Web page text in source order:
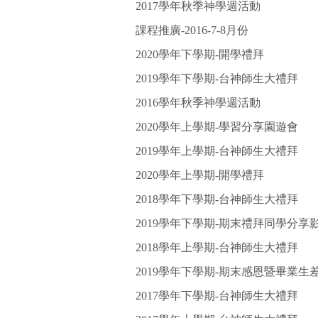
2017學年秋季神學週活動
課程推廣-2016-7-8月份
2020學年下學期-開學禮拜
2019學年下學期-台神師生大禮拜
2016學年秋季神學週活動
2020學年上學期-學習分享園遊會
2019學年上學期-台神師生大禮拜
2020學年上學期-開學禮拜
2018學年下學期-台神師生大禮拜
2019學年下學期-期末禮拜同學分享
2018學年上學期-台神師生大禮拜
2019學年下學期-期末感恩暨畢業生
2017學年下學期-台神師生大禮拜